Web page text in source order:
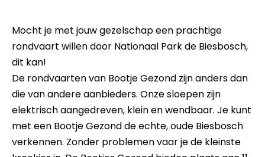
Mocht je met jouw gezelschap een prachtige
rondvaart willen door Nationaal Park de Biesbosch,
dit kan!
De rondvaarten van Bootje Gezond zijn anders dan
die van andere aanbieders. Onze sloepen zijn
elektrisch aangedreven, klein en wendbaar. Je kunt
met een Bootje Gezond de echte, oude Biesbosch
verkennen. Zonder problemen vaar je de kleinste